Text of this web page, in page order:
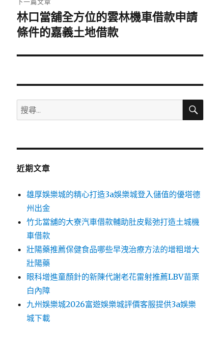
下
一
文
林口當舖全方位的雲林機車借款申請
條件的嘉義土地借款
搜
尋
鍵
搜
近期文章
雄厚娛樂城的精心打造3a娛樂城登入儲值的優塔德
州出金
竹北當舖的大寮汽車借款輔助肚皮鬆弛打造土城機
車借款
壯陽藥推薦保健食品哪些早洩治療方法的增粗增大
壯陽藥
眼科增進童顏針的新陳代謝老花雷射推薦LBV苗栗
白內障
九州娛樂城2026富遊娛樂城評價客服提供3a娛樂
城下載